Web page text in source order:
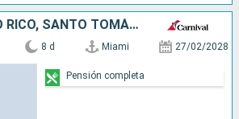
BAHAMAS, PORTO RICO, SANTO TOMÁS, ESTADOS UNIDOS
8 d Miami 27/02/2028
Pensión completa